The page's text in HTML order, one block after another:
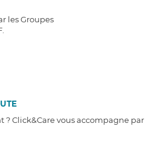
les Groupes
? Click&Care vous accompagne par